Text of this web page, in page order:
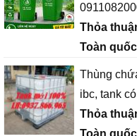
Thỏa
Toàn quốc
Thùng
ibc, tank
Thỏa
Toàn quốc